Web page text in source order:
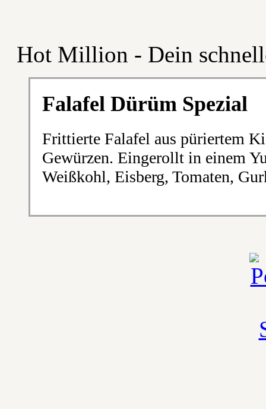
Hot Million - Dein
Falafel Dürüm Spezial
Frittierte Falafel aus püriertem
Gewürzen. Eingerollt in einem
Weißkohl, Eisberg, Tomaten,